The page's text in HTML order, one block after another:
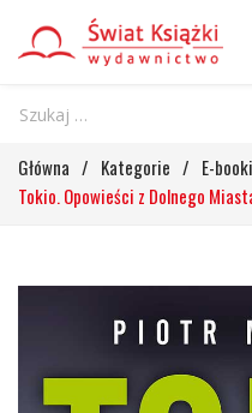
Główna / Kategorie / E-booki
Tokio. Opowieści z Dolnego